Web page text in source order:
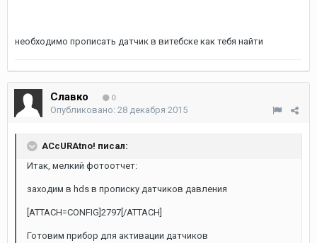
необходимо прописать датчик в витебске как тебя найти
Славко 0
Опубликовано: 28 декабря 2015
ACcURAtno! писал:
Итак, мелкий фотоотчет:
заходим в hds в прописку датчиков давления
[ATTACH=CONFIG]2797[/ATTACH]
Готовим прибор для активации датчиков